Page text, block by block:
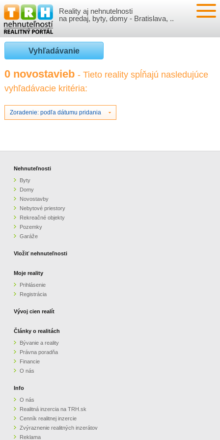
Reality aj nehnutelnosti
na predaj, byty, domy - Bratislava, ..
NEHNUTEĽNOSTI
BYTY
NOVOSTAVBY
NEBYTOVÉ PRIESTORY
GARÁŽE
VLOŽIŤ NEHNUTEĽNOSTI
PRIHLÁSENIE
REGISTRÁCIA
VÝVOJ CIEN REALÍT
ČLÁNKY O REALITÁCH
O NÁS
CENNÍK REALITNEJ INZERCIE
ZVÝRAZNENIE REALITNÝCH INZERÁTOV
PARTNERI
OBCHODNÉ PODMIENKY
KONTAKT
Vyhľadávanie
0 novostavieb - Tieto reality spĺňajú nasledujúce
vyhľadávacie kritéria:
Zoradenie: podľa dátumu pridania
Nehnuteľnosti
Byty
Domy
Novostavby
Nebytové priestory
Rekreačné objekty
Pozemky
Garáže
Vložiť nehnuteľnosti
Moje reality
Prihlásenie
Registrácia
Vývoj cien realít
Články o realitách
Bývanie a reality
Právna poradňa
Financie
O nás
Info
O nás
Realitná inzercia na TRH.sk
Cenník realitnej inzercie
Zvýraznenie realitných inzerátov
Reklama